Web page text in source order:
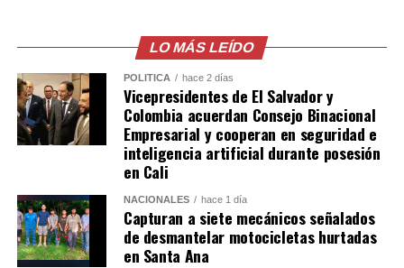
relaciones diplomáticas.
Sheinbaum también indicó que Chávez viajó a México en
un avión militar y calificó la entrega del salvoconducto
como «una acción de buena voluntad» de la presidenta
Keiko Fujimori.
Comparte esto:
Facebook X
LO MÁS LEÍDO
POLÍTICA hace 2 días
Vicepresidentes de El Salvador y
Colombia acuerdan Consejo Binacional
Empresarial y cooperan en seguridad e
inteligencia artificial durante posesión
en Cali
NACIONALES hace 1 día
Capturan a siete mecánicos señalados
de desmantelar motocicletas hurtadas
en Santa Ana